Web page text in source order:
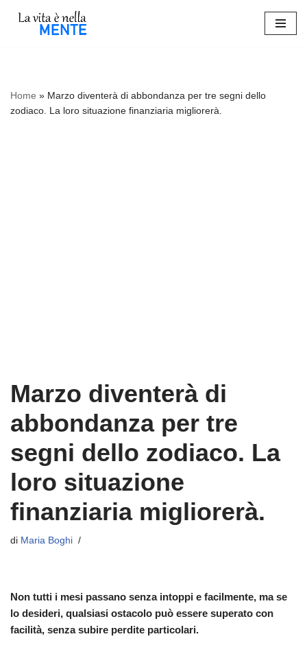
Home » Marzo diventerà di abbondanza per tre segni dello
zodiaco. La loro situazione finanziaria migliorerà.
Marzo diventerà di
abbondanza per tre
segni dello zodiaco. La
loro situazione
finanziaria migliorerà.
di Maria Boghi
Non tutti i mesi passano senza intoppi e facilmente, ma se
lo desideri, qualsiasi ostacolo può essere superato con
facilità, senza subire perdite particolari.